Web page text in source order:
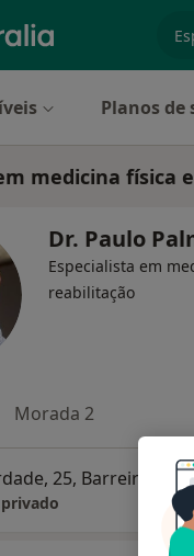
Planos de
medicina física
Dr. Paulo
Especialista em
reabilitação
Morada 2
25, Barreiro